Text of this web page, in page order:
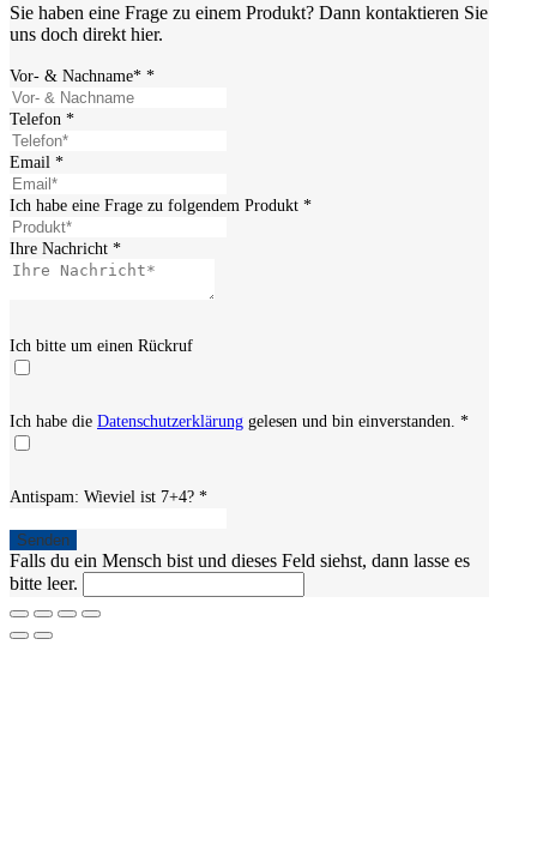
Sie haben eine Frage zu einem Produkt? Dann kontaktieren Sie
uns doch direkt hier.
Vor- & Nachname* *
Telefon *
Email *
Ich habe eine Frage zu folgendem Produkt *
Ihre Nachricht *
Ich bitte um einen Rückruf
Ich habe die Datenschutzerklärung gelesen und bin einverstanden. *
Antispam: Wieviel ist 7+4? *
Falls du ein Mensch bist und dieses Feld siehst, dann lasse es
bitte leer.